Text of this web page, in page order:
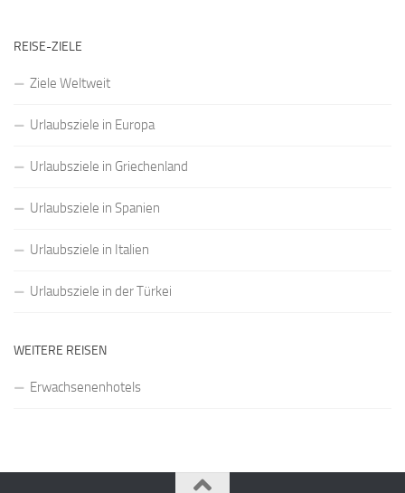
REISE-ZIELE
Ziele Weltweit
Urlaubsziele in Europa
Urlaubsziele in Griechenland
Urlaubsziele in Spanien
Urlaubsziele in Italien
Urlaubsziele in der Türkei
WEITERE REISEN
Erwachsenenhotels